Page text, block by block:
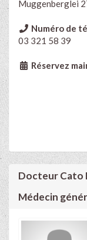
Muggenberglei
Numéro de
03 321 58 39
Réservez
Docteur Cato
Médecin